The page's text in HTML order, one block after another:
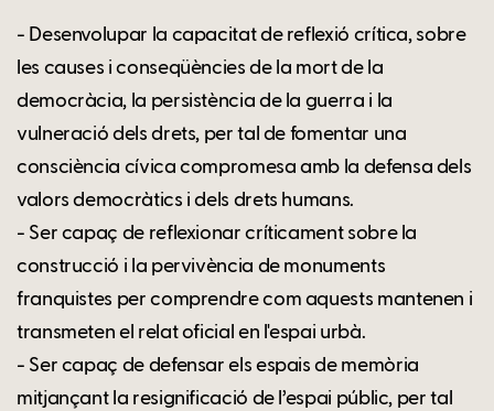
- Desenvolupar la capacitat de reflexió crítica, sobre
les causes i conseqüències de la mort de la
democràcia, la persistència de la guerra i la
vulneració dels drets, per tal de fomentar una
consciència cívica compromesa amb la defensa dels
valors democràtics i dels drets humans.
- Ser capaç de reflexionar críticament sobre la
construcció i la pervivència de monuments
franquistes per comprendre com aquests mantenen i
transmeten el relat oficial en l'espai urbà.
- Ser capaç de defensar els espais de memòria
mitjançant la resignificació de l’espai públic, per tal